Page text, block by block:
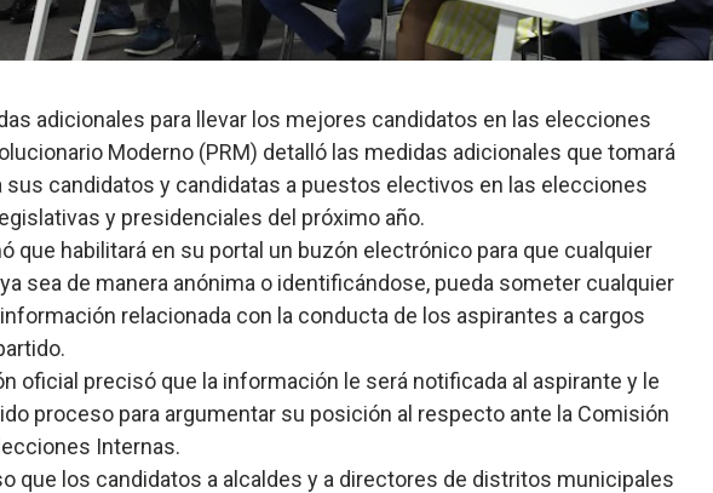
y Gestión Presidencial encabezan entrega compensación a
de Defensa siembra esperanza y protege el agua mediante Jornada
y CECCOM retienen 213,355 galones de combustibles y 46 millones de
Nacionales recauda más de RD 57 millones en segunda subasta pública
en San Juan beneficiados con jornada asistencial de Desarrollo de
magistrado Henry Molina decidió no seguir en la Presidencia de la Suprema
adicionales para llevar los mejores candidatos en las elecciones
Moderno (PRM) detalló las medidas adicionales que tomará
sus candidatos y candidatas a puestos electivos en las elecciones
y presidenciales del próximo año.
que habilitará en su portal un buzón electrónico para que cualquier
sea de manera anónima o identificándose, pueda someter cualquier
relacionada con la conducta de los aspirantes a cargos
oficial precisó que la información le será notificada al aspirante y le
proceso para argumentar su posición al respecto ante la Comisión
Internas.
que los candidatos a alcaldes y a directores de distritos municipales